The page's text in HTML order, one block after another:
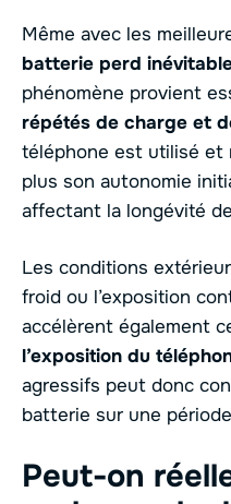
Même avec les
batterie perd
phénomène provient
répétés de charge et
téléphone est utilisé et
plus son autonomie
affectant la longévité
Les conditions
froid ou l’exposition
accélèrent également
l’exposition du
agressifs peut donc
batterie sur une
Peut-on